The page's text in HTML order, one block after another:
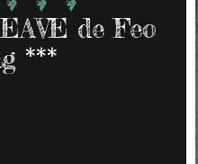
de Feo
***